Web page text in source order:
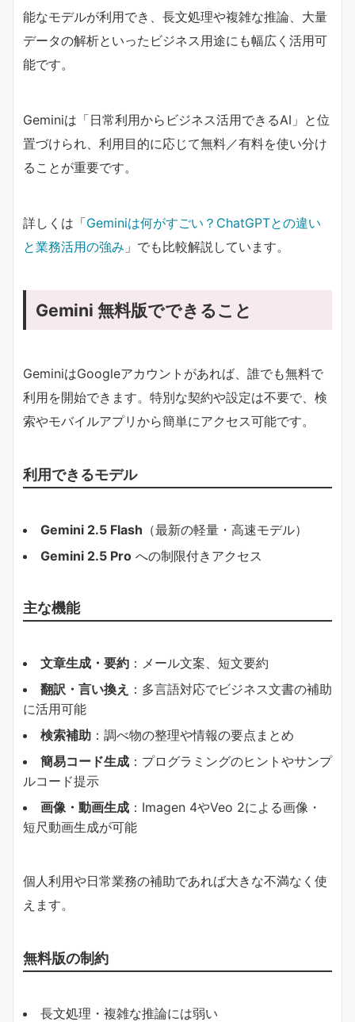
能なモデルが利用でき、長文処理や複雑な推論、大量
データの解析といったビジネス用途にも幅広く活用可
能です。
Geminiは「日常利用からビジネス活用できるAI」と位
置づけられ、利用目的に応じて無料／有料を使い分け
ることが重要です。
詳しくは「Geminiは何がすごい？ChatGPTとの違い
と業務活用の強み 」でも比較解説しています。
Gemini 無料版でできること
GeminiはGoogleアカウントがあれば、誰でも無料で
利用を開始できます。特別な契約や設定は不要で、検
索やモバイルアプリから簡単にアクセス可能です。
利用できるモデル
Gemini 2.5 Flash （最新の軽量・高速モデル）
Gemini 2.5 Pro への制限付きアクセス
主な機能
文章生成・要約 ：メール文案、短文要約
翻訳・言い換え ：多言語対応でビジネス文書の補助
に活用可能
検索補助 ：調べ物の整理や情報の要点まとめ
簡易コード生成 ：プログラミングのヒントやサンプ
ルコード提示
画像・動画生成 ：Imagen 4やVeo 2による画像・
短尺動画生成が可能
個人利用や日常業務の補助であれば大きな不満なく使
えます。
無料版の制約
長文処理・複雑な推論には弱い